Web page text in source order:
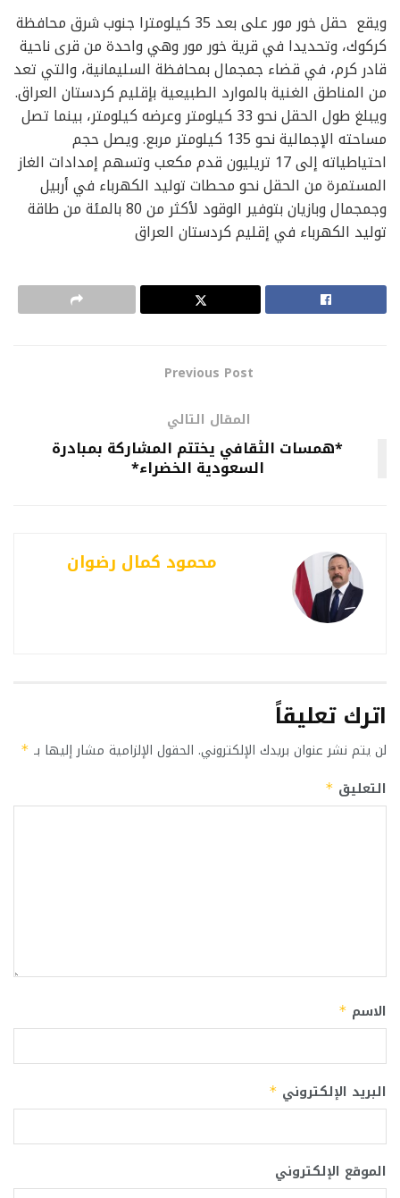
ويقع حقل خور مور على بعد 35 كيلومترا جنوب شرق محافظة
كركوك، وتحديدا في قرية خور مور وهي واحدة من قرى ناحية
قادر كرم، في قضاء جمجمال بمحافظة السليمانية، والتي تعد
من المناطق الغنية بالموارد الطبيعية بإقليم كردستان العراق.
ويبلغ طول الحقل نحو 33 كيلومتر وعرضه كيلومتر، بينما تصل
مساحته الإجمالية نحو 135 كيلومتر مربع. ويصل حجم
احتياطياته إلى 17 تريليون قدم مكعب وتسهم إمدادات الغاز
المستمرة من الحقل نحو محطات توليد الكهرباء في أربيل
وجمجمال وبازيان بتوفير الوقود لأكثر من 80 بالمئة من طاقة
توليد الكهرباء في إقليم كردستان العراق
Previous Post
المقال التالي
*همسات الثقافي يختتم المشاركة بمبادرة
السعودية الخضراء*
محمود كمال رضوان
اترك تعليقاً
لن يتم نشر عنوان بريدك الإلكتروني. الحقول الإلزامية مشار إليها بـ *
التعليق *
الاسم *
البريد الإلكتروني *
الموقع الإلكتروني